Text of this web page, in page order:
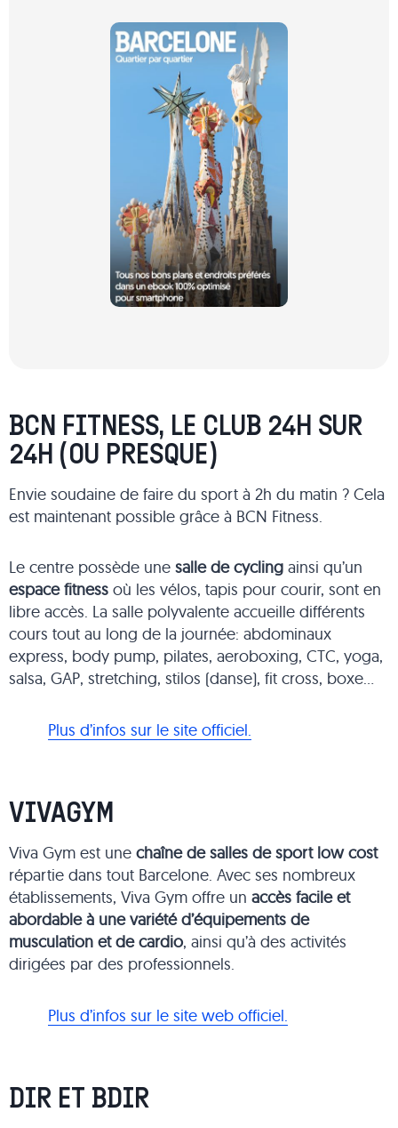
BCN FITNESS, LE CLUB 24H SUR
24H (OU PRESQUE)
Envie soudaine de faire du sport à 2h du matin ? Cela
est maintenant possible grâce à BCN Fitness.
Le centre possède une salle de cyclingainsi qu’un
espace fitnessoù les vélos, tapis pour courir, sont en
libre accès. La salle polyvalente accueille différents
cours tout au long de la journée: abdominaux
express, body pump, pilates, aeroboxing, CTC, yoga,
salsa, GAP, stretching, stilos (danse), fit cross, boxe…
Plus d’infos sur le site officiel.
VIVAGYM
Viva Gym est une chaîne de salles de sport low cost
répartie dans tout Barcelone. Avec ses nombreux
établissements, Viva Gym offre un accès facile et
abordable à une variété d’équipements de
musculation et de cardio, ainsi qu’à des activités
dirigées par des professionnels.
Plus d’infos sur le site web officiel.
DIR ET BDIR